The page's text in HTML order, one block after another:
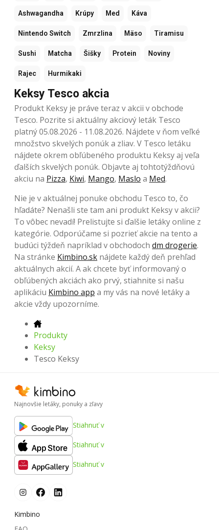
Ashwagandha Krúpy Med Káva
Nintendo Switch Zmrzlina Mäso Tiramisu
Sushi Matcha Šišky Protein Noviny
Rajec Hurmikaki
Keksy Tesco akcia
Produkt Keksy je práve teraz v akcii v obchode
Tesco. Pozrite si aktuálny akciový leták Tesco
platný 05.08.2026 - 11.08.2026. Nájdete v ňom veľké
množstvo skvelých ponúk a zliav. V Tesco letáku
nájdete okrem obľúbeného produktu Keksy aj veľa
ďalších skvelých ponúk. Objavte aj tohtotýždňovú
akciu na Pizza, Kiwi, Mango, Maslo a Med.
Nie je v aktuálnej ponuke obchodu Tesco to, čo
hľadáte? Nenašli ste tam ani produkt Keksy v akcii?
To vôbec nevadí! Prelistujte si ďalšie letáky online z
kategórie. Odporúčame si pozrieť akcie na tento a
budúci týždeň napríklad v obchodoch dm drogerie.
Na stránke Kimbino.sk nájdete každý deň prehľad
aktuálnych akcií. A ak chcete byť informovaný o
obľúbených akciách ako prvý, stiahnite si našu
aplikáciu Kimbino app a my vás na nové letáky a
akcie vždy upozorníme.
Produkty
Keksy
Tesco Keksy
Najnovšie letáky, ponuky a zľavy
Stiahnuť v
Stiahnuť v
Stiahnuť v
Kimbino